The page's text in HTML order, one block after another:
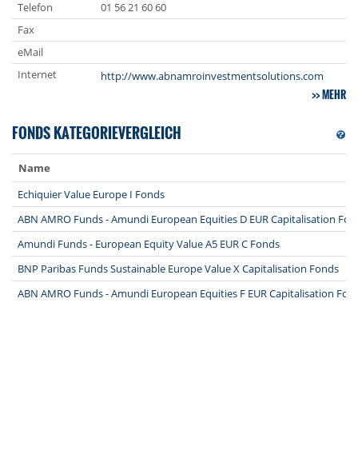
Telefon
01 56 21 60 60
Fax
eMail
Internet
http://www.abnamroinvestmentsolutions.com
MEHR
FONDS KATEGORIEVERGLEICH
Name
Echiquier Value Europe I Fonds
ABN AMRO Funds - Amundi European Equities D EUR Capitalisation
Amundi Funds - European Equity Value A5 EUR C Fonds
BNP Paribas Funds Sustainable Europe Value X Capitalisation Fonds
ABN AMRO Funds - Amundi European Equities F EUR Capitalisation